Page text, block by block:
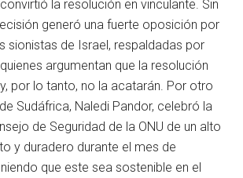
la resolución en vinculante. Sin
generó una fuerte oposición por
sionistas de Israel, respaldadas por
argumentan que la resolución
por lo tanto, no la acatarán. Por otro
Sudáfrica, Naledi Pandor, celebró la
de Seguridad de la ONU de un alto
y duradero durante el mes de
que este sea sostenible en el